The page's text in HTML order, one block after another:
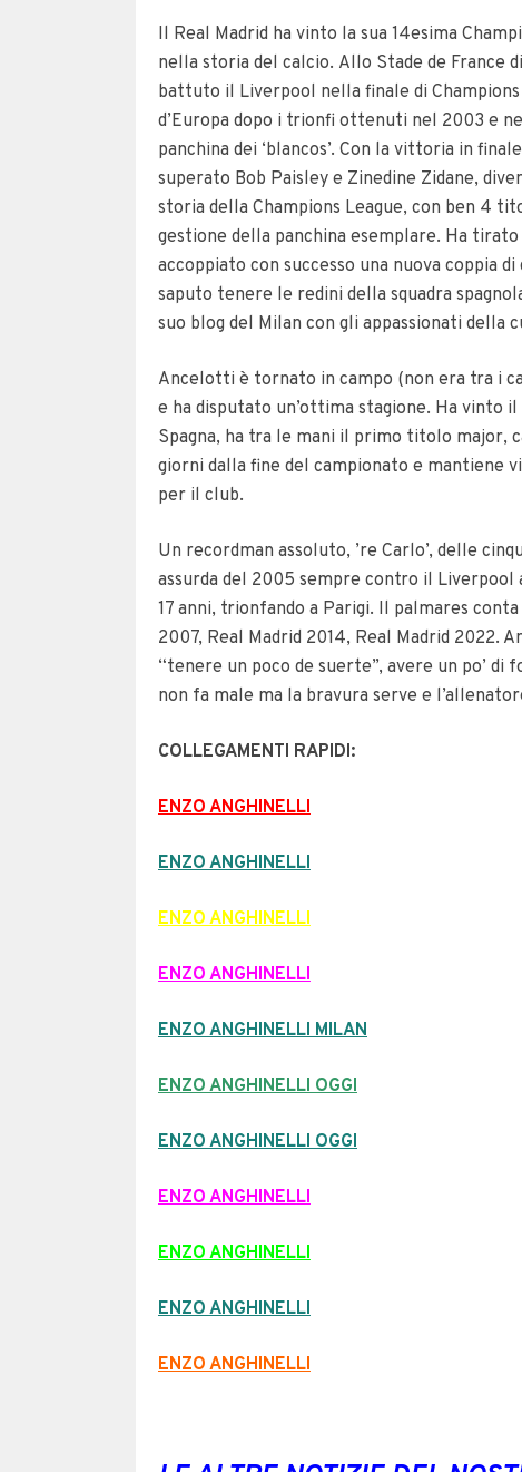
Il Real Madrid ha vinto la sua 14esima
nella storia del calcio. Allo Stade de France
battuto il Liverpool nella finale di
d’Europa dopo i trionfi ottenuti nel 2003 e
panchina dei ‘blancos’. Con la vittoria in
superato Bob Paisley e Zinedine Zidane,
storia della Champions League, con ben 4
gestione della panchina esemplare. Ha
accoppiato con successo una nuova coppia
saputo tenere le redini della squadra
suo blog del Milan con gli appassionati della
Ancelotti è tornato in campo (non era tra i
e ha disputato un’ottima stagione. Ha vinto
Spagna, ha tra le mani il primo titolo major,
giorni dalla fine del campionato e mantiene
per il club.
Un recordman assoluto, ’re Carlo’, delle
assurda del 2005 sempre contro il Liverpool
17 anni, trionfando a Parigi. Il palmares
2007, Real Madrid 2014, Real Madrid 2022.
“tenere un poco de suerte”, avere un po’
non fa male ma la bravura serve e
COLLEGAMENTI RAPIDI:
ENZO ANGHINELLI
ENZO ANGHINELLI
ENZO ANGHINELLI
ENZO ANGHINELLI
ENZO ANGHINELLI MILAN
ENZO ANGHINELLI OGGI
ENZO ANGHINELLI OGGI
ENZO ANGHINELLI
ENZO ANGHINELLI
ENZO ANGHINELLI
ENZO ANGHINELLI